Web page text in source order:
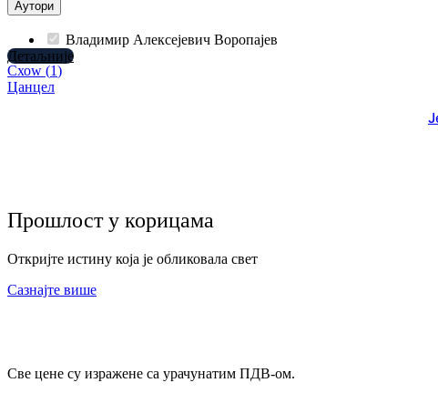
Аутори
Владимир Алексејевич Воропајев
Схоw (1)
Цанцел
Детаљније
Прошлост у корицама
Откријте истину која је обликовала свет
Сазнајте више
Све цене су изражене са урачунатим ПДВ-ом.